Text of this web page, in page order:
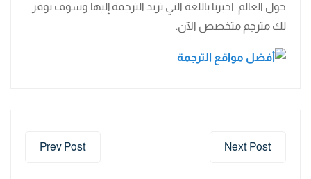
حول العالم. اخبرنا باللغة التي تريد الترجمة إليها وسوف نوفر
لك مترجم متخصص الآن.
Prev Post Next Post